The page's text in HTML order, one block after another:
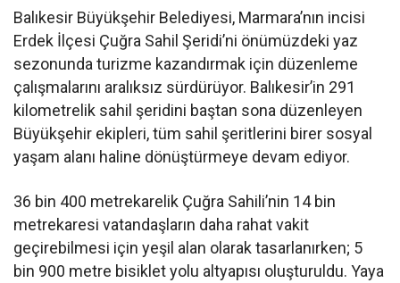
Balıkesir Büyükşehir Belediyesi, Marmara’nın incisi
Erdek İlçesi Çuğra Sahil Şeridi’ni önümüzdeki yaz
sezonunda turizme kazandırmak için düzenleme
çalışmalarını aralıksız sürdürüyor. Balıkesir’in 291
kilometrelik sahil şeridini baştan sona düzenleyen
Büyükşehir ekipleri, tüm sahil şeritlerini birer sosyal
yaşam alanı haline dönüştürmeye devam ediyor.
36 bin 400 metrekarelik Çuğra Sahili’nin 14 bin
metrekaresi vatandaşların daha rahat vakit
geçirebilmesi için yeşil alan olarak tasarlanırken; 5
bin 900 metre bisiklet yolu altyapısı oluşturuldu. Yaya